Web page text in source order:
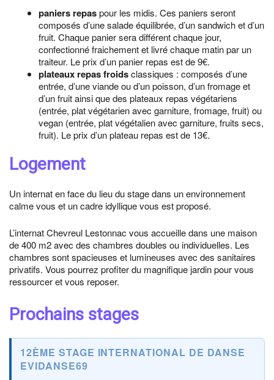
paniers repaspour les midis. Ces paniers seront
composés d’une salade équilibrée, d’un sandwich et d’un
fruit. Chaque panier sera différent chaque jour,
confectionné fraichement et livré chaque matin par un
traiteur. Le prix d’un panier repas est de 9€.
plateaux repas froidsclassiques : composés d’une
entrée, d’une viande ou d’un poisson, d’un fromage et
d’un fruit ainsi que des plateaux repas végétariens
(entrée, plat végétarien avec garniture, fromage, fruit) ou
vegan (entrée, plat végétalien avec garniture, fruits secs,
fruit). Le prix d’un plateau repas est de 13€.
Logement
Un internat en face du lieu du stage dans un environnement
calme vous et un cadre idyllique vous est proposé.
L’internat Chevreul Lestonnac vous accueille dans une maison
de 400 m2 avec des chambres doubles ou individuelles. Les
chambres sont spacieuses et lumineuses avec des sanitaires
privatifs. Vous pourrez profiter du magnifique jardin pour vous
ressourcer et vous reposer.
Prochains stages
12ÈME STAGE INTERNATIONAL DE DANSE
EVIDANSE69